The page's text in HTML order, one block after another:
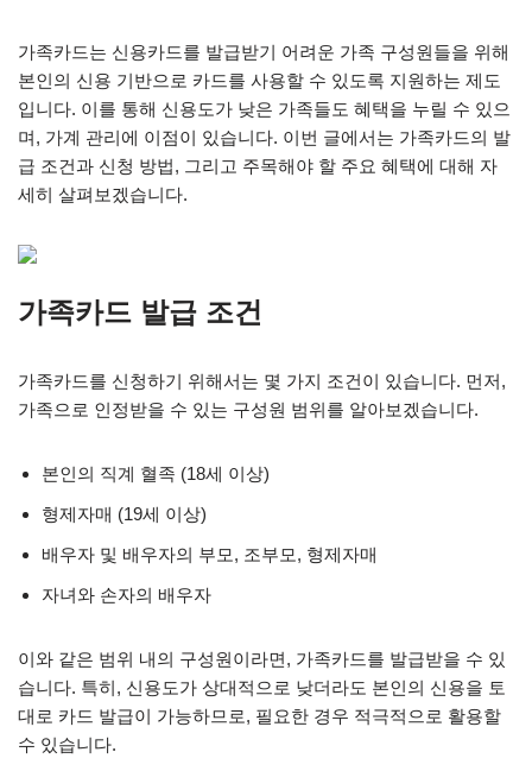
가족카드는 신용카드를 발급받기 어려운 가족 구성원들을 위해
본인의 신용 기반으로 카드를 사용할 수 있도록 지원하는 제도
입니다. 이를 통해 신용도가 낮은 가족들도 혜택을 누릴 수 있으
며, 가계 관리에 이점이 있습니다. 이번 글에서는 가족카드의 발
급 조건과 신청 방법, 그리고 주목해야 할 주요 혜택에 대해 자
세히 살펴보겠습니다.
가족카드 발급 조건
가족카드를 신청하기 위해서는 몇 가지 조건이 있습니다. 먼저,
가족으로 인정받을 수 있는 구성원 범위를 알아보겠습니다.
본인의 직계 혈족 (18세 이상)
형제자매 (19세 이상)
배우자 및 배우자의 부모, 조부모, 형제자매
자녀와 손자의 배우자
이와 같은 범위 내의 구성원이라면, 가족카드를 발급받을 수 있
습니다. 특히, 신용도가 상대적으로 낮더라도 본인의 신용을 토
대로 카드 발급이 가능하므로, 필요한 경우 적극적으로 활용할
수 있습니다.